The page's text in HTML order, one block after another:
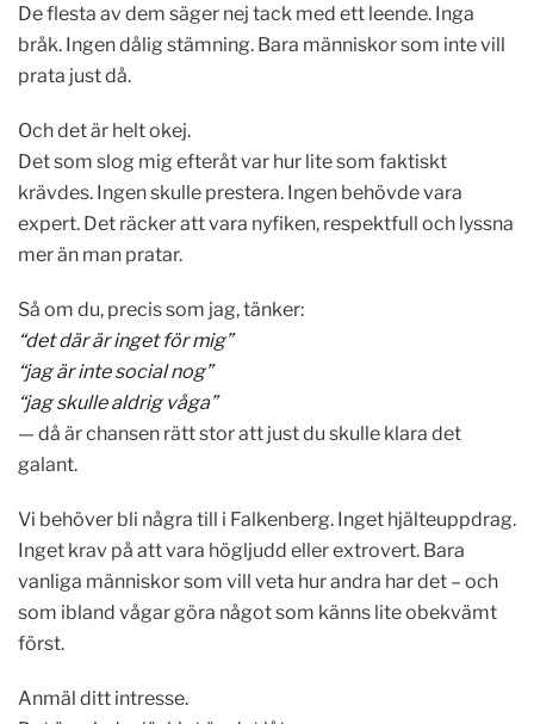
De flesta av dem säger nej tack med ett leende. Inga
bråk. Ingen dålig stämning. Bara människor som inte vill
prata just då.
Och det är helt okej.
Det som slog mig efteråt var hur lite som faktiskt
krävdes. Ingen skulle prestera. Ingen behövde vara
expert. Det räcker att vara nyfiken, respektfull och lyssna
mer än man pratar.
Så om du, precis som jag, tänker:
“det där är inget för mig”
“jag är inte social nog”
“jag skulle aldrig våga”
— då är chansen rätt stor att just du skulle klara det
galant.
Vi behöver bli några till i Falkenberg. Inget hjälteuppdrag.
Inget krav på att vara högljudd eller extrovert. Bara
vanliga människor som vill veta hur andra har det – och
som ibland vågar göra något som känns lite obekvämt
först.
Anmäl ditt intresse.